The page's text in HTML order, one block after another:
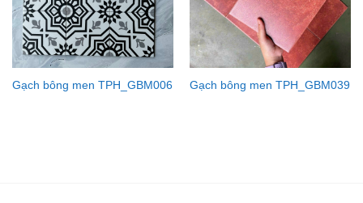
Gạch bông men TPH_GBM006 Gạch bông men TPH_GBM039